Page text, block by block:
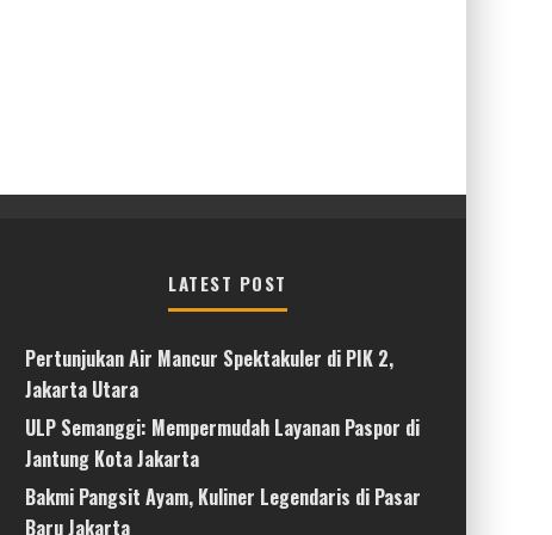
LATEST POST
Pertunjukan Air Mancur Spektakuler di PIK 2,
Jakarta Utara
ULP Semanggi: Mempermudah Layanan Paspor di
Jantung Kota Jakarta
Bakmi Pangsit Ayam, Kuliner Legendaris di Pasar
Baru Jakarta